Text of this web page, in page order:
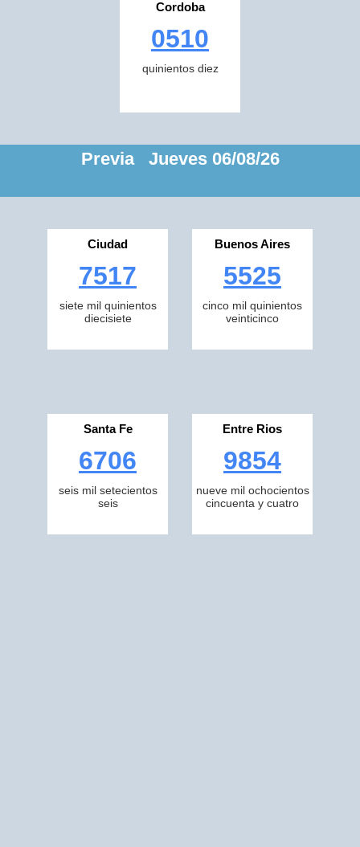
Cordoba
0510
quinientos diez
Previa Jueves 06/08/26
Ciudad
7517
siete mil quinientos
diecisiete
Buenos Aires
5525
cinco mil quinientos
veinticinco
Santa Fe
6706
seis mil setecientos
seis
Entre Rios
9854
nueve mil ochocientos
cincuenta y cuatro